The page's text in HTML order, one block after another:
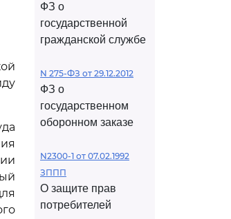
ФЗ о
государственной
гражданской службе
N 275-ФЗ от 29.12.2012
ФЗ о
государственном
оборонном заказе
N2300-1 от 07.02.1992
ЗППП
О защите прав
потребителей